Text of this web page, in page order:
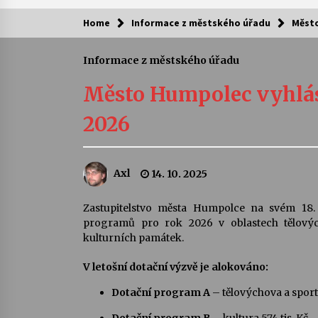
Kam za kulturou?
Camerata a Sukuba Ensemble
4. 8. 2026
Quijotova šedesátka: 28. 7.–1. 8.
28. 7. 2026
Letní koncerty ve Stromovce:
Miller
22. 7. 2026
Za kulturou kousek za Humpolec. V
13. 7. 2026
Home Informace z městského úřadu
Informace z městského úřadu
Město Humpolec
2026
Axl 14. 10. 2025
Zastupitelstvo města Humpolce na svém
programů pro rok 2026 v oblastech
kulturních památek.
V letošní dotační výzvě je alokováno:
Dotační program A – tělovýchova a